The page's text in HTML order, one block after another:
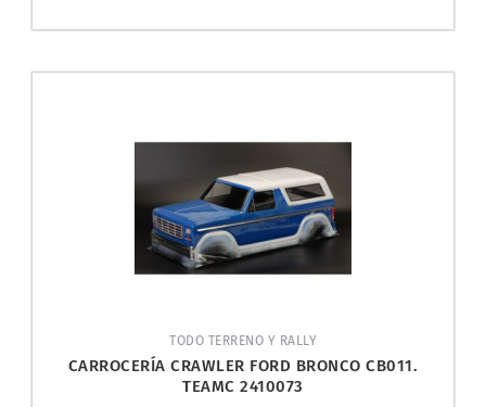
TODO TERRENO Y RALLY
CARROCERÍA CRAWLER FORD BRONCO CB011.
TEAMC 2410073